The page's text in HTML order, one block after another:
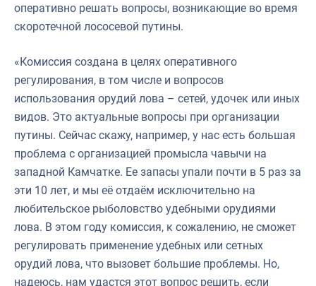
оперативно решать вопросы, возникающие во время
скоротечной лососевой путины.
«Комиссия создана в целях оперативного
регулирования, в том числе и вопросов
использования орудий лова – сетей, удочек или иных
видов. Это актуальные вопросы при организации
путины. Сейчас скажу, например, у нас есть большая
проблема с организацией промысла чавычи на
западной Камчатке. Ее запасы упали почти в 5 раз за
эти 10 лет, и мы её отдаём исключительно на
любительское рыболовство удебными орудиями
лова. В этом году комиссия, к сожалению, не сможет
регулировать применение удебных или сетных
орудий лова, что вызовет большие проблемы. Но,
надеюсь, нам удастся этот вопрос решить, если